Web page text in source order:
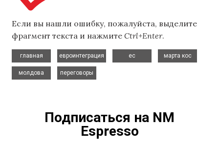
Если вы нашли ошибку, пожалуйста, выделите
фрагмент текста и нажмите Ctrl+Enter.
главная
евроинтеграция
ес
марта кос
молдова
переговоры
Подписаться на NM
Espresso